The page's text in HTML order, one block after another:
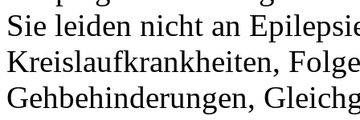
Sie leiden nicht an
Kreislaufkrankheiten,
Gehbehinderungen,